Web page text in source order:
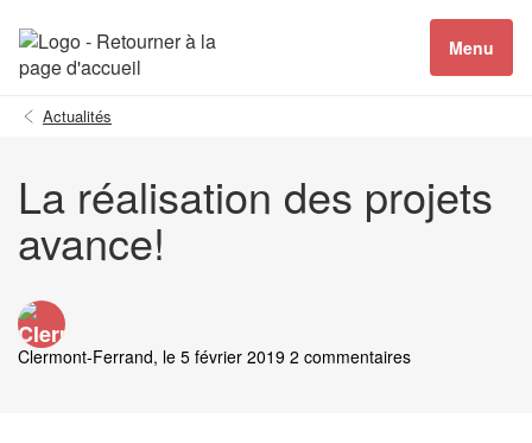
Menu
Actualités
La réalisation des projets
avance!
Clermont-Ferrand, le 5 février 2019 2 commentaires